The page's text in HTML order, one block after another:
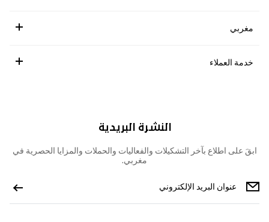
مغربي
خدمة العملاء
النشرة البريدية
ابقَ على اطلاع بآخر التشكيلات والفعاليات والحملات والمزايا الحصرية في
مغربي.